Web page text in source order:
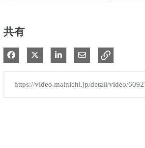
共有
Facebook で共有
Xで共有する
LinkedIn で共有電子メールで共有